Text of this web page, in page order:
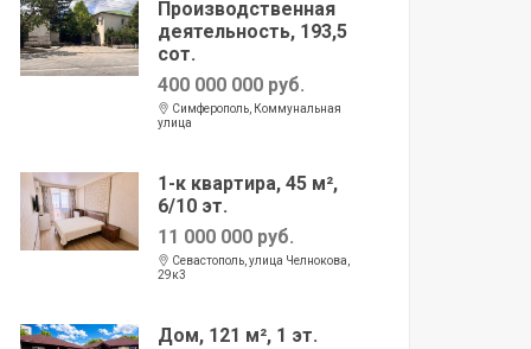
Производственная
деятельность, 193,5
сот.
400 000 000 руб.
Симферополь, Коммунальная
улица
1-к квартира, 45 м²,
6/10 эт.
11 000 000 руб.
Севастополь, улица Челнокова,
29к3
Дом, 121 м², 1 эт.